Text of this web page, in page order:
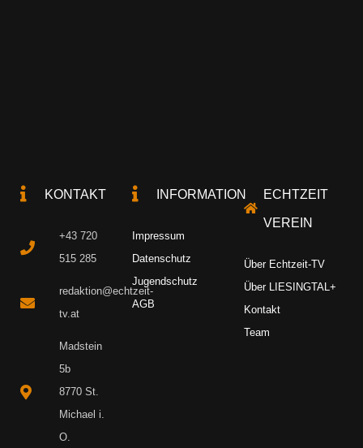
KONTAKT
+43 720
515 285
redaktion@echtzeit-
tv.at
Madstein
5b
8770 St.
Michael i.
O.
INFORMATION
Impressum
Datenschutz
Jugendschutz
AGB
ECHTZEIT
VEREIN
Über Echtzeit-TV
Über LIESINGTAL+
Kontakt
Team